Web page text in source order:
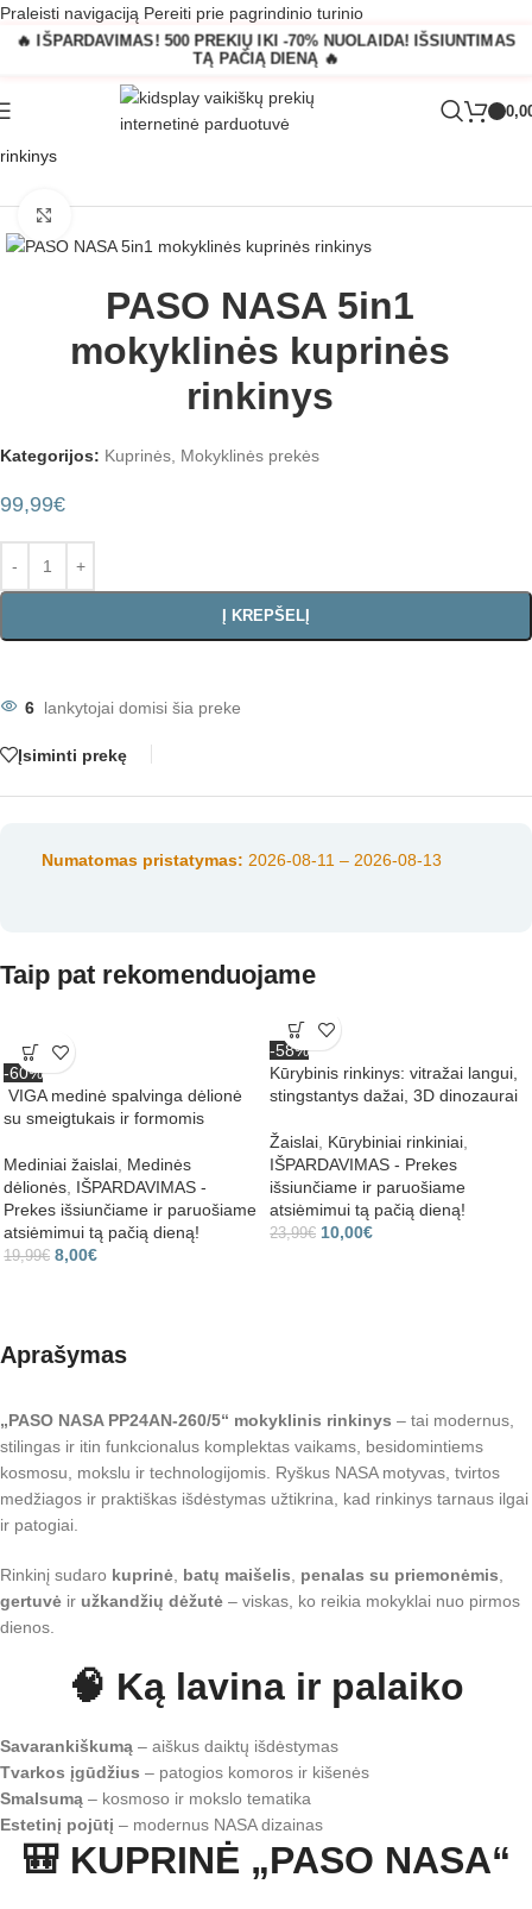
Praleisti navigaciją Pereiti prie pagrindinio turinio
🔥 IŠPARDAVIMAS! 500 PREKIŲ IKI -70% NUOLAIDA! IŠSIUNTIMAS
TĄ PAČIĄ DIENĄ 🔥
Parduotuvė»PASO NASA 5in1 mokyklinės kuprinės
rinkinys
PASO NASA 5in1
mokyklinės kuprinės
rinkinys
Kategorijos: Kuprinės, Mokyklinės prekės
99,99€
Į KREPŠELĮ
6 lankytojai domisi šia preke
Įsiminti prekę
Numatomas pristatymas: 2026-08-11 – 2026-08-13
Taip pat rekomenduojame
-60%
VIGA medinė spalvinga dėlionė
su smeigtukais ir formomis
Mediniai žaislai Medinės
dėlionės IŠPARDAVIMAS -
Prekes išsiunčiame ir paruošiame
atsiėmimui tą pačią dieną!
19,99€ 8,00€
-58%
Kūrybinis rinkinys: vitražai langui,
stingstantys dažai, 3D dinozaurai
Žaislai Kūrybiniai rinkiniai
IŠPARDAVIMAS - Prekes
išsiunčiame ir paruošiame
atsiėmimui tą pačią dieną!
23,99€ 10,00€
Aprašymas
„PASO NASA PP24AN‑260/5“ mokyklinis rinkinys – tai modernus,
stilingas ir itin funkcionalus komplektas vaikams, besidomintiems
kosmosu, mokslu ir technologijomis. Ryškus NASA motyvas, tvirtos
medžiagos ir praktiškas išdėstymas užtikrina, kad rinkinys tarnaus ilgai
ir patogiai.
Rinkinį sudaro kuprinė, batų maišelis, penalas su priemonėmis,
gertuvė ir užkandžių dėžutė – viskas, ko reikia mokyklai nuo pirmos
dienos.
🧠 Ką lavina ir palaiko
Savarankiškumą – aiškus daiktų išdėstymas
Tvarkos įgūdžius – patogios komoros ir kišenės
Smalsumą – kosmoso ir mokslo tematika
Estetinį pojūtį – modernus NASA dizainas
🎒 KUPRINĖ „PASO NASA“